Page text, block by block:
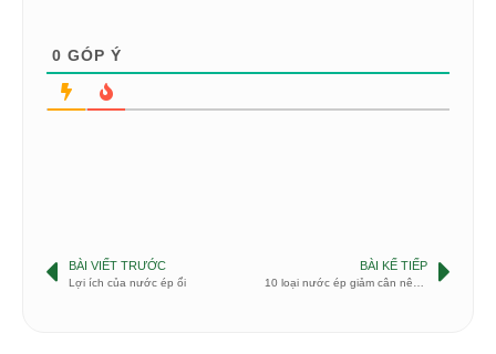
0 GÓP Ý
BÀI VIẾT TRƯỚC
Lợi ích của nước ép ổi
BÀI KẾ TIẾP